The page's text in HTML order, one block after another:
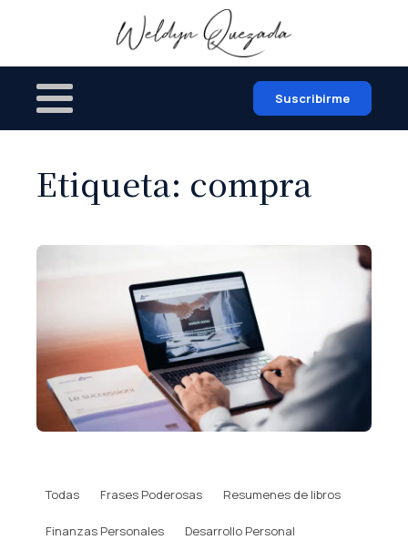
Suscribirme
Etiqueta: compra
Todas Frases Poderosas Resumenes de libros
Finanzas Personales Desarrollo Personal